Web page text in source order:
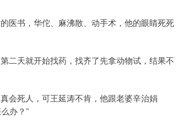
医书，华佗、麻沸散、动手术，他的眼睛死死
二天就开始找药，找齐了先拿动物试，结果不
会死人，可王延涛不肯，他跟老婆辛治娟
办？”